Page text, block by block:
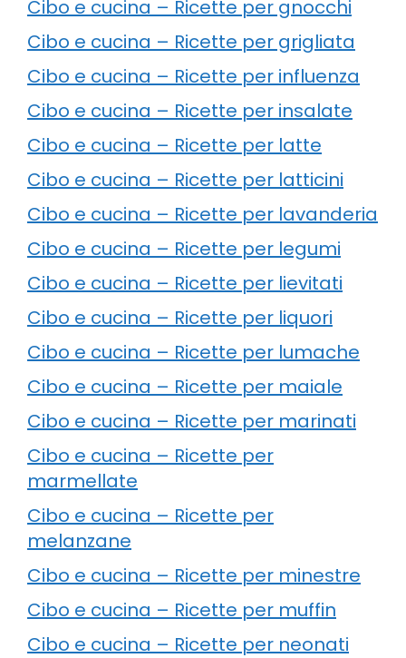
Cibo e cucina – Ricette per gnocchi
Cibo e cucina – Ricette per grigliata
Cibo e cucina – Ricette per influenza
Cibo e cucina – Ricette per insalate
Cibo e cucina – Ricette per latte
Cibo e cucina – Ricette per latticini
Cibo e cucina – Ricette per lavanderia
Cibo e cucina – Ricette per legumi
Cibo e cucina – Ricette per lievitati
Cibo e cucina – Ricette per liquori
Cibo e cucina – Ricette per lumache
Cibo e cucina – Ricette per maiale
Cibo e cucina – Ricette per marinati
Cibo e cucina – Ricette per
marmellate
Cibo e cucina – Ricette per
melanzane
Cibo e cucina – Ricette per minestre
Cibo e cucina – Ricette per muffin
Cibo e cucina – Ricette per neonati